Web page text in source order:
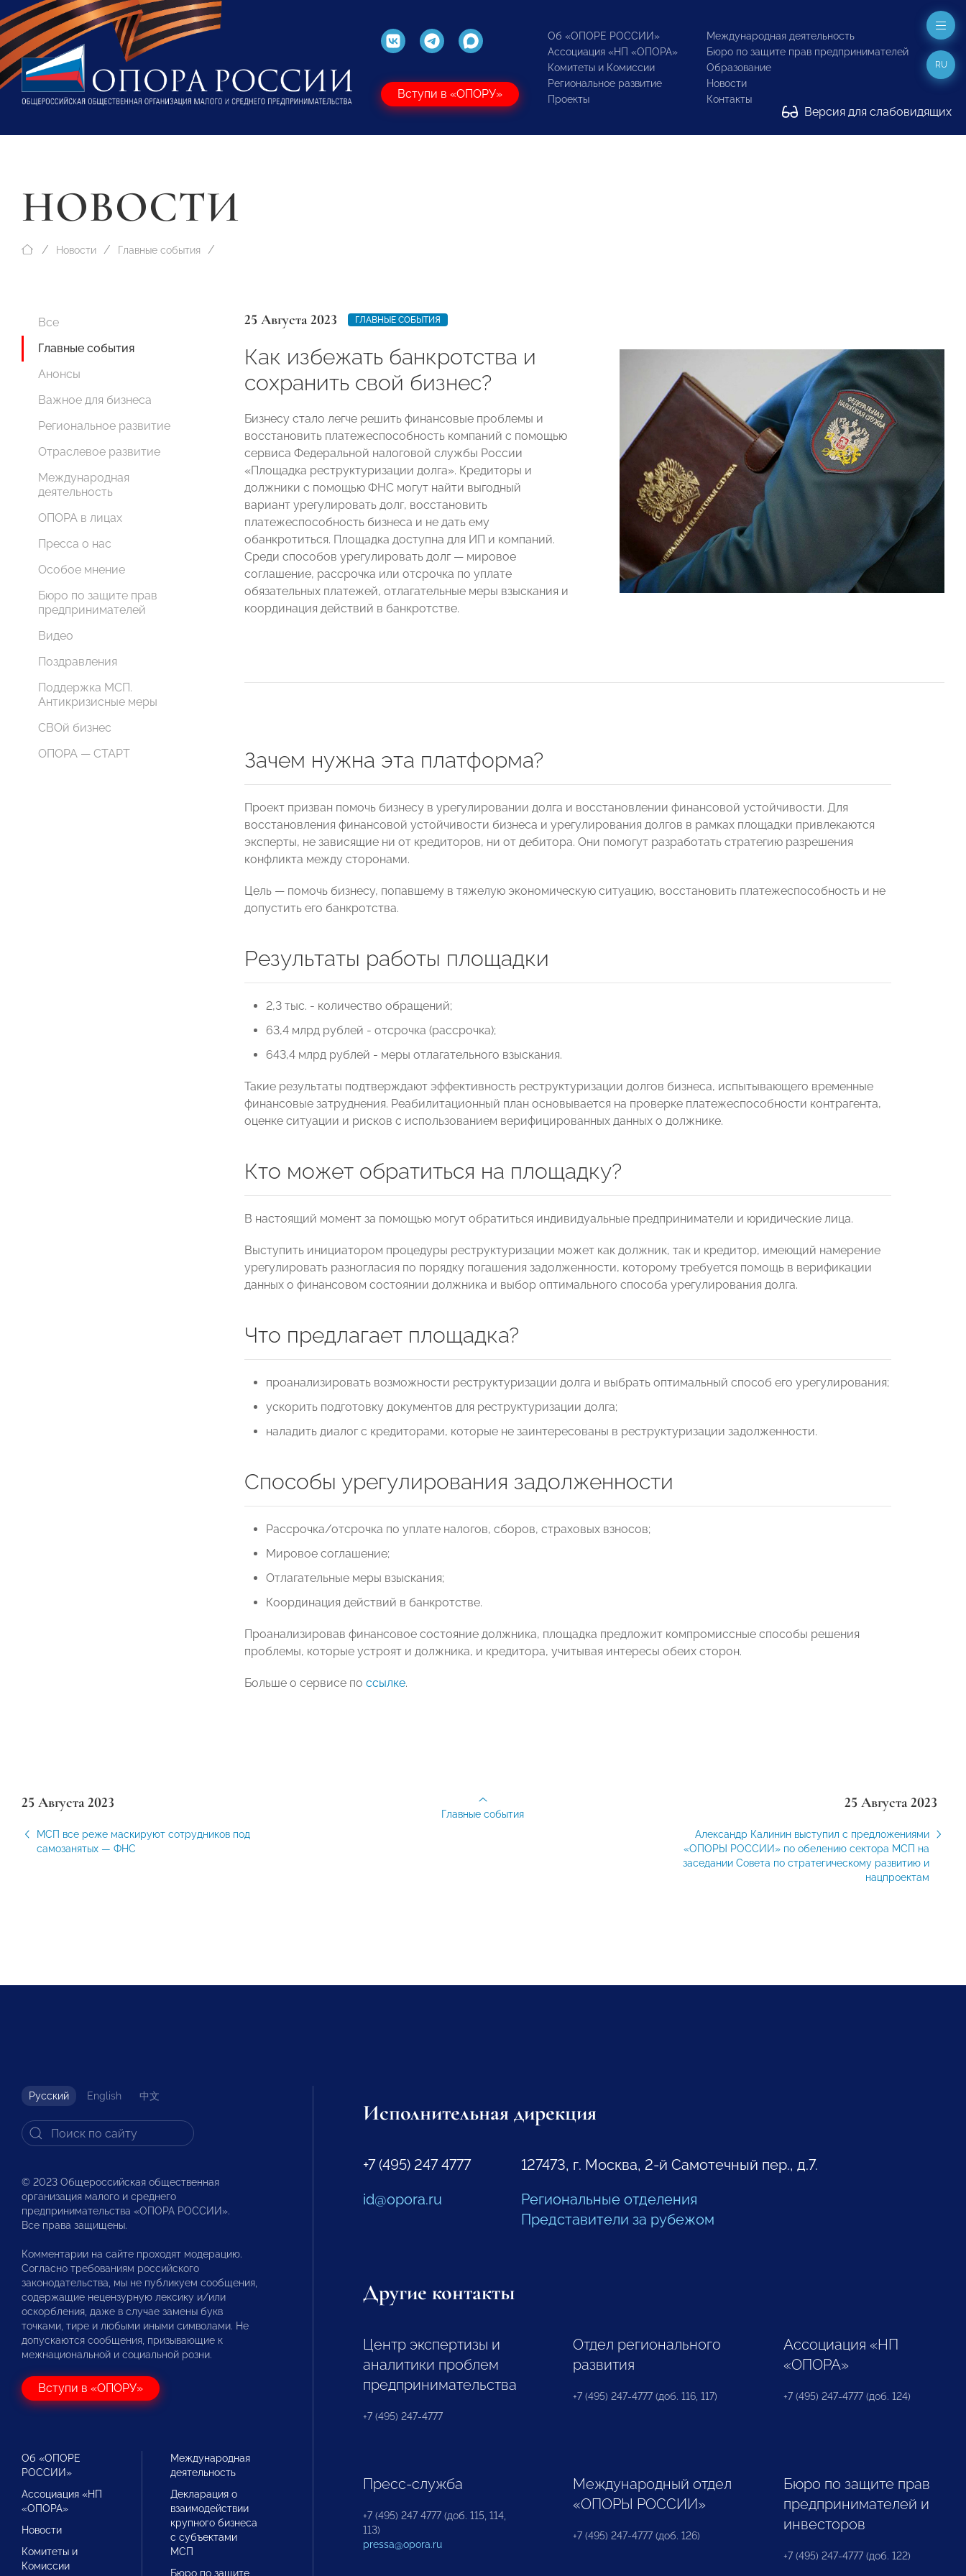
Вступи в «ОПОРУ»
Об «ОПОРЕ РОССИИ»
Ассоциация «НП «ОПОРА»
Комитеты и Комиссии
Региональное развитие
Проекты
Международная деятельность
Бюро по защите прав предпринимателей
Образование
Новости
Контакты
Версия для слабовидящих
RU
НОВОСТИ
Новости Главные события
Все
Главные события
Анонсы
Важное для бизнеса
Региональное развитие
Отраслевое развитие
Международная
деятельность
ОПОРА в лицах
Пресса о нас
Особое мнение
Бюро по защите прав
предпринимателей
Видео
Поздравления
Поддержка МСП.
Антикризисные меры
СВОй бизнес
ОПОРА — СТАРТ
25 Августа 2023 ГЛАВНЫЕ СОБЫТИЯ
Как избежать банкротства и
сохранить свой бизнес?
Бизнесу стало легче решить финансовые проблемы и
восстановить платежеспособность компаний с помощью
сервиса Федеральной налоговой службы России
«Площадка реструктуризации долга». Кредиторы и
должники с помощью ФНС могут найти выгодный
вариант урегулировать долг, восстановить
платежеспособность бизнеса и не дать ему
обанкротиться. Площадка доступна для ИП и компаний.
Среди способов урегулировать долг — мировое
соглашение, рассрочка или отсрочка по уплате
обязательных платежей, отлагательные меры взыскания и
координация действий в банкротстве.
Зачем нужна эта платформа?
Проект призван помочь бизнесу в урегулировании долга и восстановлении финансовой устойчивости. Для
восстановления финансовой устойчивости бизнеса и урегулирования долгов в рамках площадки привлекаются
эксперты, не зависящие ни от кредиторов, ни от дебитора. Они помогут разработать стратегию разрешения
конфликта между сторонами.
Цель — помочь бизнесу, попавшему в тяжелую экономическую ситуацию, восстановить платежеспособность и не
допустить его банкротства.
Результаты работы площадки
2,3 тыс. - количество обращений;
63,4 млрд рублей - отсрочка (рассрочка);
643,4 млрд рублей - меры отлагательного взыскания.
Такие результаты подтверждают эффективность реструктуризации долгов бизнеса, испытывающего временные
финансовые затруднения. Реабилитационный план основывается на проверке платежеспособности контрагента,
оценке ситуации и рисков с использованием верифицированных данных о должнике.
Кто может обратиться на площадку?
В настоящий момент за помощью могут обратиться индивидуальные предприниматели и юридические лица.
Выступить инициатором процедуры реструктуризации может как должник, так и кредитор, имеющий намерение
урегулировать разногласия по порядку погашения задолженности, которому требуется помощь в верификации
данных о финансовом состоянии должника и выбор оптимального способа урегулирования долга.
Что предлагает площадка?
проанализировать возможности реструктуризации долга и выбрать оптимальный способ его урегулирования;
ускорить подготовку документов для реструктуризации долга;
наладить диалог с кредиторами, которые не заинтересованы в реструктуризации задолженности.
Способы урегулирования задолженности
Рассрочка/отсрочка по уплате налогов, сборов, страховых взносов;
Мировое соглашение;
Отлагательные меры взыскания;
Координация действий в банкротстве.
Проанализировав финансовое состояние должника, площадка предложит компромиссные способы решения
проблемы, которые устроят и должника, и кредитора, учитывая интересы обеих сторон.
Больше о сервисе по ссылке.
25 Августа 2023
МСП все реже маскируют сотрудников под
самозанятых — ФНС
25 Августа 2023
Александр Калинин выступил с предложениями
«ОПОРЫ РОССИИ» по обелению сектора МСП на
заседании Совета по стратегическому развитию и
нацпроектам
Главные события
Русский English 中文
© 2023 Общероссийская общественная
организация малого и среднего
предпринимательства «ОПОРА РОССИИ».
Все права защищены.
Комментарии на сайте проходят модерацию.
Согласно требованиям российского
законодательства, мы не публикуем сообщения,
содержащие нецензурную лексику и/или
оскорбления, даже в случае замены букв
точками, тире и любыми иными символами. Не
допускаются сообщения, призывающие к
межнациональной и социальной розни.
Вступи в «ОПОРУ»
Об «ОПОРЕ
РОССИИ»
Ассоциация «НП
«ОПОРА»
Новости
Комитеты и
Комиссии
Международная
деятельность
Декларация о
взаимодействии
крупного бизнеса
с субъектами
МСП
Бюро по защите
Исполнительная дирекция
+7 (495) 247 4777
id@opora.ru
127473, г. Москва, 2-й Самотечный пер., д.7.
Региональные отделения
Представители за рубежом
Другие контакты
Центр экспертизы и
аналитики проблем
предпринимательства
+7 (495) 247-4777
Отдел регионального
развития
+7 (495) 247-4777 (доб. 116, 117)
Ассоциация «НП
«ОПОРА»
+7 (495) 247-4777 (доб. 124)
Пресс-служба
+7 (495) 247 4777 (доб. 115, 114,
113)
pressa@opora.ru
Международный отдел
«ОПОРЫ РОССИИ»
+7 (495) 247-4777 (доб. 126)
Бюро по защите прав
предпринимателей и
инвесторов
+7 (495) 247-4777 (доб. 122)